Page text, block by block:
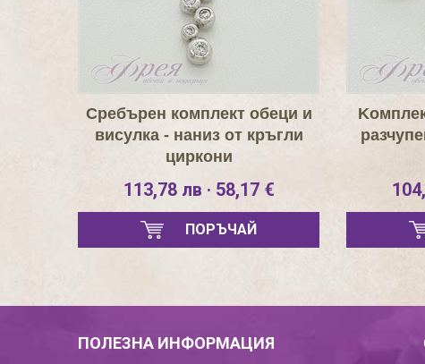
Сребърен комплект обеци и
висулка - наниз от кръгли
циркони
113,78 лв · 58,17 €
ПОРЪЧАЙ
ПОЛЕЗНА ИНФОРМАЦИЯ